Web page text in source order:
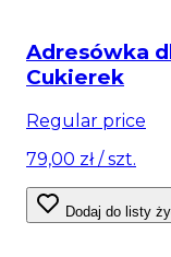
Adresówka
Cukierek
Regular price
79,00 zł/ szt.
Dodaj do listy